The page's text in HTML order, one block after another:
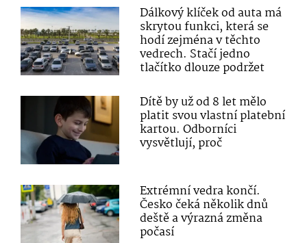
Dálkový klíček od auta má
skrytou funkci, která se
hodí zejména v těchto
vedrech. Stačí jedno
tlačítko dlouze podržet
Dítě by už od 8 let mělo
platit svou vlastní platební
kartou. Odborníci
vysvětlují, proč
Extrémní vedra končí.
Česko čeká několik dnů
deště a výrazná změna
počasí